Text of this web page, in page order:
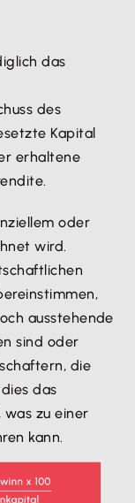
das
des
Kapital
erhaltene
oder
wird.
ausstehende
sind oder
die
das
zu einer
kann.